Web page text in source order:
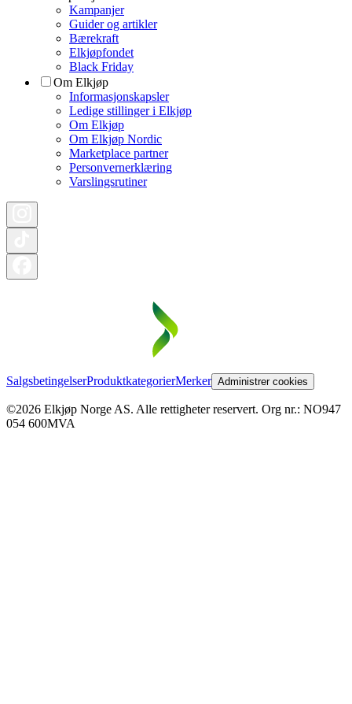
Kampanjer
Guider og artikler
Bærekraft
Elkjøpfondet
Black Friday
Om Elkjøp
Informasjonskapsler
Ledige stillinger i Elkjøp
Om Elkjøp
Om Elkjøp Nordic
Marketplace partner
Personvernerklæring
Varslingsrutiner
SalgsbetingelserProduktkategorierMerker Administrer cookies
©2026 Elkjøp Norge AS. Alle rettigheter reservert. Org nr.: NO947
054 600MVA